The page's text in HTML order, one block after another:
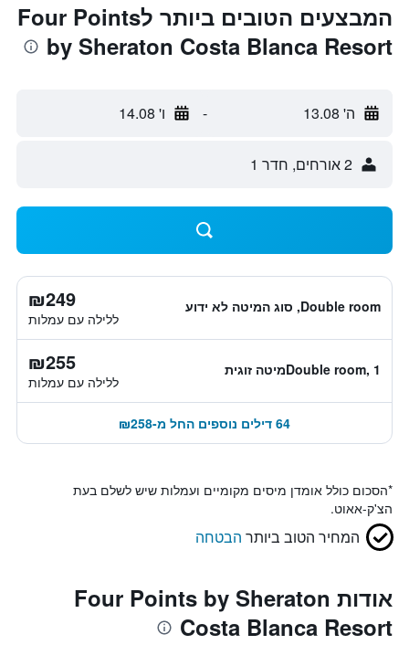
המבצעים הטובים ביותר לFour Points
by Sheraton Costa Blanca Resort
ה' 13.08 - ו' 14.08
2 אורחים, חדר 1
Double room, סוג המיטה לא ידוע ₪249
ללילה עם עמלות
Double room, 1מיטה זוגית ₪255
ללילה עם עמלות
64 דילים נוספים החל מ-₪258
*הסכום כולל אומדן מיסים מקומיים ועמלות שיש לשלם בעת
הצ'ק-אאוט.
המחיר הטוב ביותר הבטחה
אודות Four Points by Sheraton
Costa Blanca Resort